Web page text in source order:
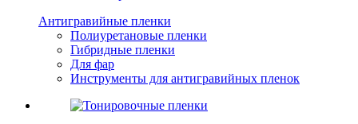
Антигравийные пленки
Полиуретановые пленки
Гибридные пленки
Для фар
Инструменты для антигравийных пленок